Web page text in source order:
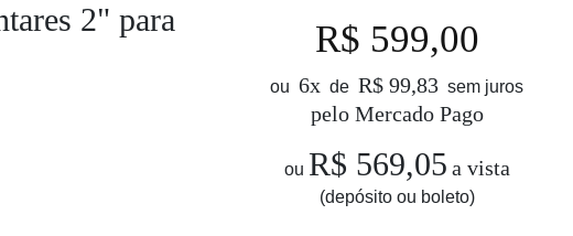
2" para
R$ 599,00
ou 6x de R$ 99,83 sem juros
pelo Mercado Pago
ou R$ 569,05 a vista
(depósito ou boleto)